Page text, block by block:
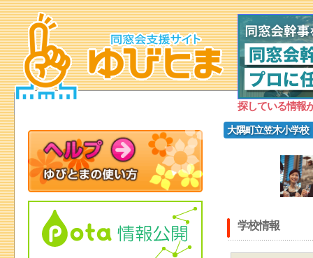
探している情報
大隅町立笠木小学校
学校情報